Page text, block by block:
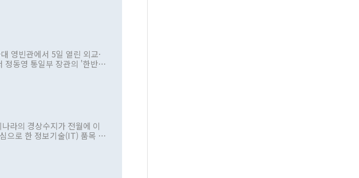
영빈관에서 5일 열린 외교·
정동영 통일부 장관의 '한반도
정책으로 추진하겠다고 공
판을 내놨다. 그동안 정 장
여러 번 있지만 대통령과 유
명한 것은 이례적이다. 정 장
다는 목소리도 높아지고 있
라의 경상수지가 전월에 이
으로 한 정보기술(IT) 품목 수